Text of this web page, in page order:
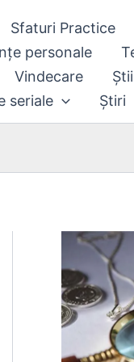
Sfaturi Practice
personale
Vindecare
seriale
Știri